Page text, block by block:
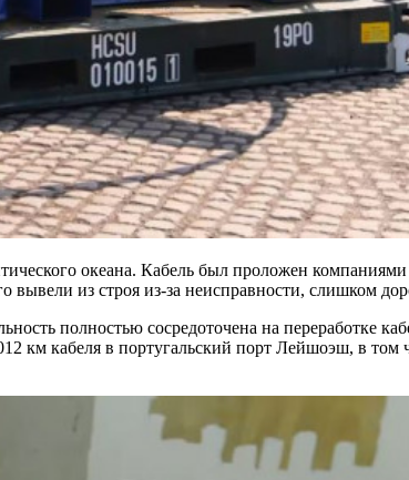
океана. Кабель был проложен
из строя из-за неисправности, слишком
полностью сосредоточена на переработке
км кабеля в португальский порт Лейшоэш, в том